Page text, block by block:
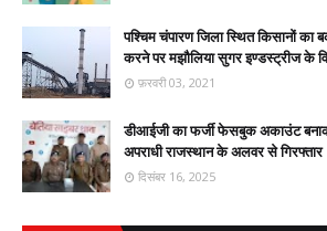
पश्चिम चंपारण जिला स्थित किसानों का
करने पर मझौलिया सुगर इण्डस्ट्रीज के
फ़रवरी 03, 2021
डीआईजी का फर्जी फेसबुक अकाउंट
अपराधी राजस्थान के अलवर से गिरफ्तार
दिसंबर 16, 2025